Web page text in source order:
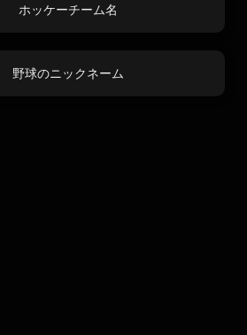
ホッケーチーム名
野球のニックネーム